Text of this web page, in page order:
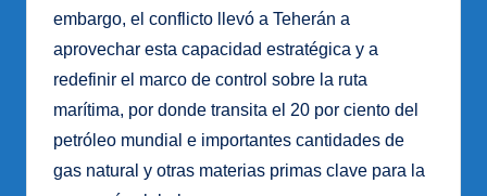
embargo, el conflicto llevó a Teherán a
aprovechar esta capacidad estratégica y a
redefinir el marco de control sobre la ruta
marítima, por donde transita el 20 por ciento del
petróleo mundial e importantes cantidades de
gas natural y otras materias primas clave para la